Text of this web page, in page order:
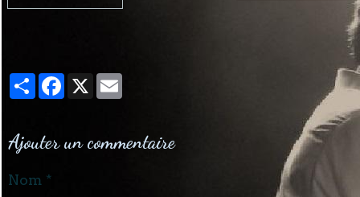
PartagerFacebook
X
Ajouter un commentaire
Nom